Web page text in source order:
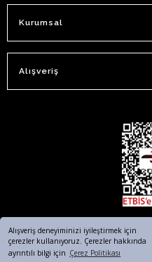
Alışveriş deneyiminizi iyileştirmek için
çerezler kullanıyoruz. Çerezler hakkında
ayrıntılı bilgi için Çerez Politikası
Kurumsal
Alışveriş